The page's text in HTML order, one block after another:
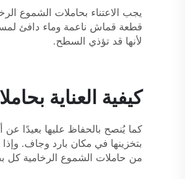
يجب الاعتناء بحاملات الشموع
قطعة قماش ناعمة وماء دافئ
لأنها قد تؤذي السطح.
كيفية العناية
كما يُنصح بالحفاظ عليها بعيدًا
من حاملات الشموع الرخامية كل